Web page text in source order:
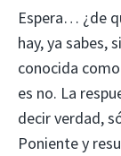
Espera… ¿de
hay, ya sabes,
conocida
es no. La
decir verdad,
Poniente y